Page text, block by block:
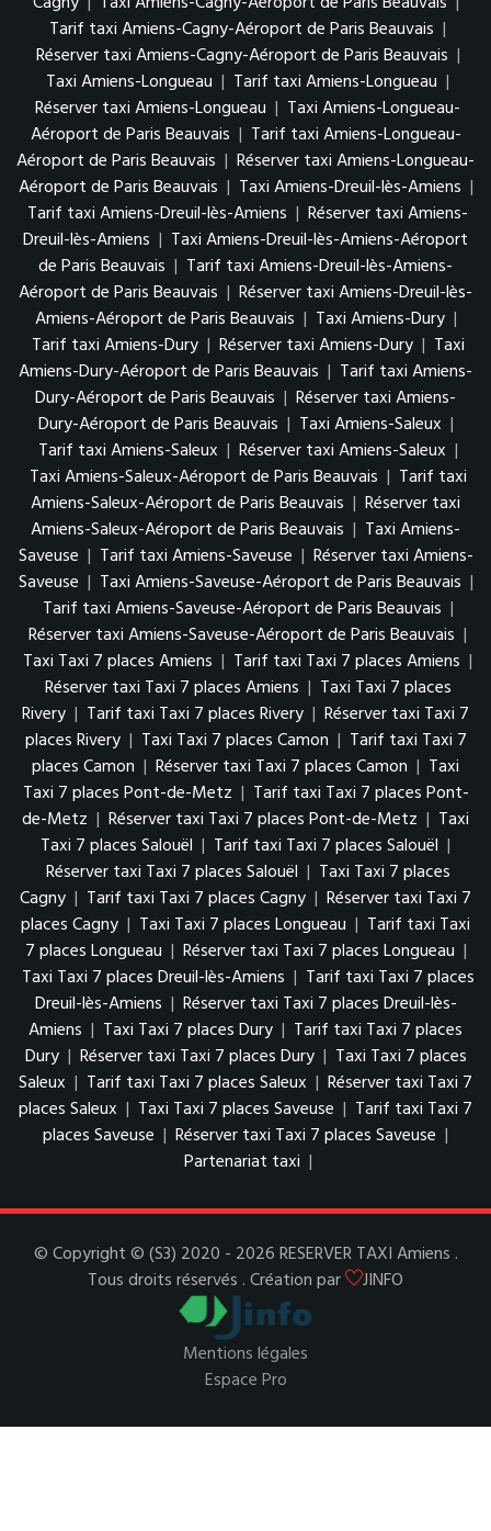
Tarif taxi Amiens-Cagny-Aéroport de Paris Beauvais |
Réserver taxi Amiens-Cagny-Aéroport de Paris Beauvais |
Taxi Amiens-Longueau | Tarif taxi Amiens-Longueau |
Réserver taxi Amiens-Longueau | Taxi Amiens-Longueau-
Aéroport de Paris Beauvais | Tarif taxi Amiens-Longueau-
Aéroport de Paris Beauvais | Réserver taxi Amiens-Longueau-
Aéroport de Paris Beauvais | Taxi Amiens-Dreuil-lès-Amiens |
Tarif taxi Amiens-Dreuil-lès-Amiens | Réserver taxi Amiens-
Dreuil-lès-Amiens | Taxi Amiens-Dreuil-lès-Amiens-Aéroport
de Paris Beauvais | Tarif taxi Amiens-Dreuil-lès-Amiens-
Aéroport de Paris Beauvais | Réserver taxi Amiens-Dreuil-lès-
Amiens-Aéroport de Paris Beauvais | Taxi Amiens-Dury |
Tarif taxi Amiens-Dury | Réserver taxi Amiens-Dury | Taxi
Amiens-Dury-Aéroport de Paris Beauvais | Tarif taxi Amiens-
Dury-Aéroport de Paris Beauvais | Réserver taxi Amiens-
Dury-Aéroport de Paris Beauvais | Taxi Amiens-Saleux |
Tarif taxi Amiens-Saleux | Réserver taxi Amiens-Saleux |
Taxi Amiens-Saleux-Aéroport de Paris Beauvais | Tarif taxi
Amiens-Saleux-Aéroport de Paris Beauvais | Réserver taxi
Amiens-Saleux-Aéroport de Paris Beauvais | Taxi Amiens-
Saveuse | Tarif taxi Amiens-Saveuse | Réserver taxi Amiens-
Saveuse | Taxi Amiens-Saveuse-Aéroport de Paris Beauvais |
Tarif taxi Amiens-Saveuse-Aéroport de Paris Beauvais |
Réserver taxi Amiens-Saveuse-Aéroport de Paris Beauvais |
Taxi Taxi 7 places Amiens | Tarif taxi Taxi 7 places Amiens |
Réserver taxi Taxi 7 places Amiens | Taxi Taxi 7 places
Rivery | Tarif taxi Taxi 7 places Rivery | Réserver taxi Taxi 7
places Rivery | Taxi Taxi 7 places Camon | Tarif taxi Taxi 7
places Camon | Réserver taxi Taxi 7 places Camon | Taxi
Taxi 7 places Pont-de-Metz | Tarif taxi Taxi 7 places Pont-
de-Metz | Réserver taxi Taxi 7 places Pont-de-Metz | Taxi
Taxi 7 places Salouël | Tarif taxi Taxi 7 places Salouël |
Réserver taxi Taxi 7 places Salouël | Taxi Taxi 7 places
Cagny | Tarif taxi Taxi 7 places Cagny | Réserver taxi Taxi 7
places Cagny | Taxi Taxi 7 places Longueau | Tarif taxi Taxi
7 places Longueau | Réserver taxi Taxi 7 places Longueau |
Taxi Taxi 7 places Dreuil-lès-Amiens | Tarif taxi Taxi 7 places
Dreuil-lès-Amiens | Réserver taxi Taxi 7 places Dreuil-lès-
Amiens | Taxi Taxi 7 places Dury | Tarif taxi Taxi 7 places
Dury | Réserver taxi Taxi 7 places Dury | Taxi Taxi 7 places
Saleux | Tarif taxi Taxi 7 places Saleux | Réserver taxi Taxi 7
places Saleux | Taxi Taxi 7 places Saveuse | Tarif taxi Taxi 7
places Saveuse | Réserver taxi Taxi 7 places Saveuse |
Partenariat taxi |
© Copyright © (S3) 2020 - 2026 RESERVER TAXI Amiens .
Tous droits réservés . Création par
JINFO
Mentions légales
Espace Pro